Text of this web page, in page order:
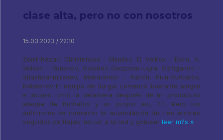
clase alta, pero no con nosotros
15.03.2023 / 22:10
Zenit-Kazan: Christenson - Mijailov, D. Volkov - Deru, A.
Volkov - Kononov, Golubev Gazprom-Ugra: Ozhiganov -
Shakhbanmirzaev, Makarenko - Katich, Piun-Kurbatov,
Kabeshov El equipo de Surgut comenzó bastante alegre
e incluso tomó la delantera después de un productivo
ataque de Kurbatov y su propio as., 2:1. Pero los
anfitriones se comieron la acumulación de tres errores
seguidos de Rajab: lanzar a la red y golpear leer m?s »